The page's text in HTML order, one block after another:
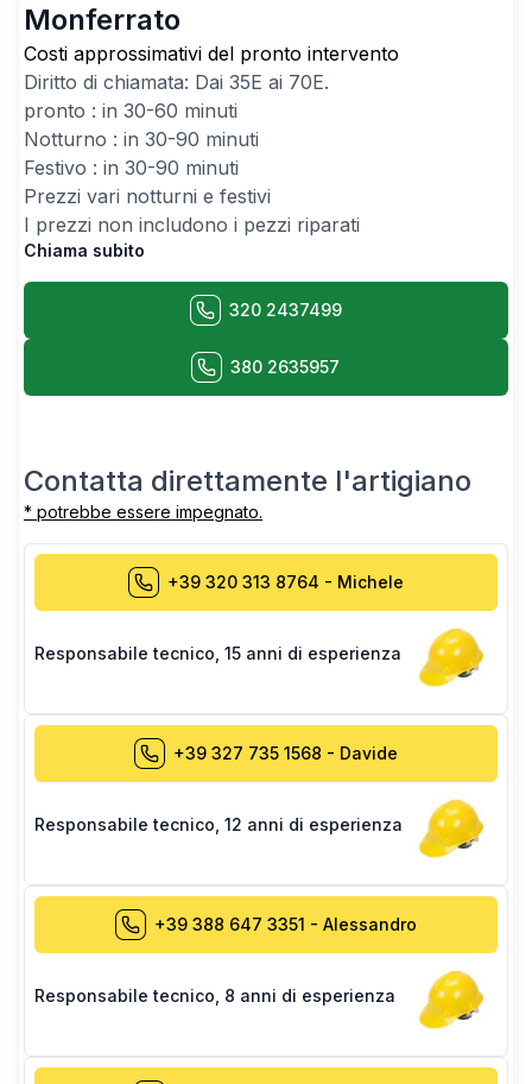
Monferrato
Costi approssimativi del pronto intervento
Diritto di chiamata: Dai 35E ai 70E.
pronto : in 30-60 minuti
Notturno : in 30-90 minuti
Festivo : in 30-90 minuti
Prezzi vari notturni e festivi
I prezzi non includono i pezzi riparati
Chiama subito
320 2437499
380 2635957
Contatta direttamente l'artigiano
* potrebbe essere impegnato.
+39 320 313 8764 - Michele
Responsabile tecnico 15 anni di esperienza
+39 327 735 1568 - Davide
Responsabile tecnico 12 anni di esperienza
+39 388 647 3351 - Alessandro
Responsabile tecnico 8 anni di esperienza